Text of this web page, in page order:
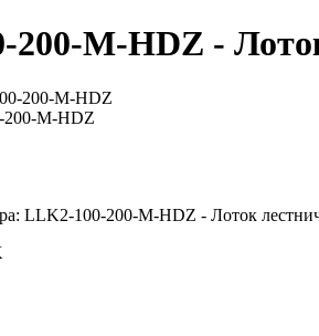
200-M-HDZ -
200-M-HDZ
M-HDZ
LLK2-100-200-M-HDZ - Лоток